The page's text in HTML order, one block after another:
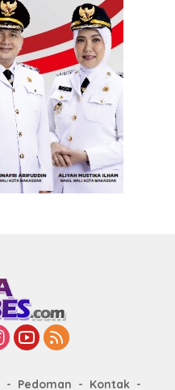
Pedoman Kontak